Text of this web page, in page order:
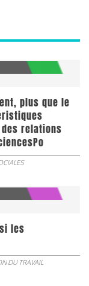
plus que le
relations
les
DU TRAVAIL